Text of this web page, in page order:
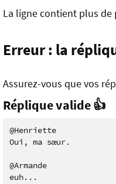
La ligne contient plus
Erreur : la
Assurez-vous que vos
Réplique valide 👍
@Henriette
Oui, ma sœur.
@Armande